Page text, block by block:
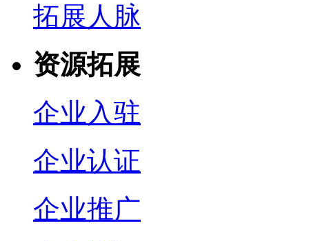
拓展人脉
资源拓展
企业入驻
企业认证
企业推广